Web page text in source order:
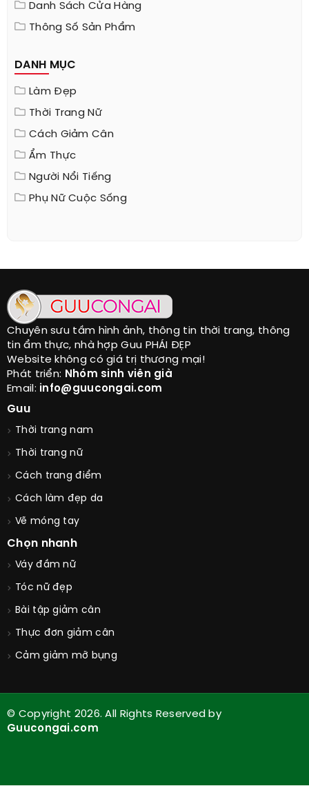
Danh Sách Cửa Hàng
Thông Số Sản Phẩm
DANH MỤC
Làm Đẹp
Thời Trang Nữ
Cách Giảm Cân
Ẩm Thực
Người Nổi Tiếng
Phụ Nữ Cuộc Sống
Chuyên sưu tầm hình ảnh, thông tin thời trang, thông
tin ẩm thực, nhà hợp Guu PHÁI ĐẸP
Website không có giá trị thương mại!
Phát triển: Nhóm sinh viên già
Email: info@guucongai.com
Guu
Thời trang nam
Thời trang nữ
Cách trang điểm
Cách làm đẹp da
Vẽ móng tay
Chọn nhanh
Váy đầm nữ
Tóc nữ đẹp
Bài tập giảm cân
Thực đơn giảm cân
Cảm giảm mỡ bụng
© Copyright 2026. All Rights Reserved by
Guucongai.com